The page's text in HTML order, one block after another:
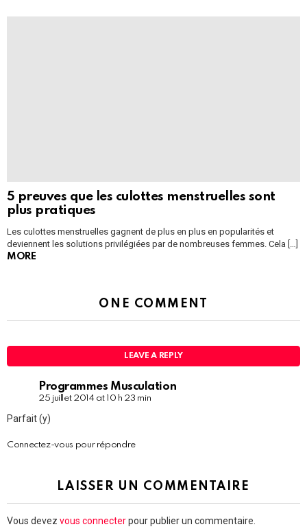
5 preuves que les culottes menstruelles sont
plus pratiques
Les culottes menstruelles gagnent de plus en plus en popularités et
deviennent les solutions privilégiées par de nombreuses femmes. Cela […]
MORE
ONE COMMENT
LEAVE A REPLY
Programmes Musculation
25 juillet 2014 at 10 h 23 min
Parfait (y)
Connectez-vous pour répondre
LAISSER UN COMMENTAIRE
Vous devez vous connecterpour publier un commentaire.